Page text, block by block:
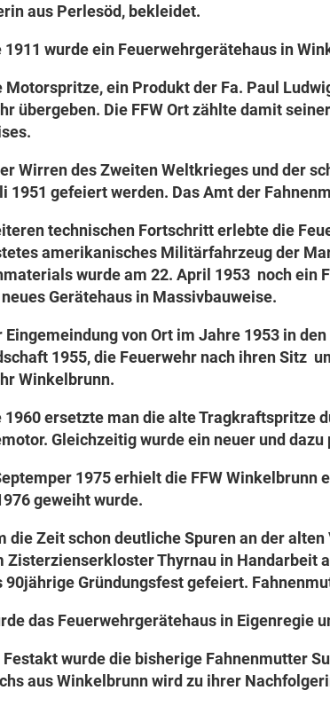
aus Perlesöd, bekleidet.
1911 wurde ein Feuerwehrgerätehaus in
Motorspritze, ein Produkt der Fa. Paul
übergeben. Die FFW Ort zählte damit
Wirren des Zweiten Weltkrieges und der
1951 gefeiert werden. Das Amt der
technischen Fortschritt erlebte die
amerikanisches Militärfahrzeug der
wurde am 22. April 1953 noch
Gerätehaus in Massivbauweise.
Eingemeindung von Ort im Jahre 1953 in
1955, die Feuerwehr nach ihren Sitz
Winkelbrunn.
1960 ersetzte man die alte Tragkraftspritze
Gleichzeitig wurde ein neuer und
1975 erhielt die FFW Winkelbrunn
geweiht wurde.
die Zeit schon deutliche Spuren an der
Zisterzienserkloster Thyrnau in Handarbeit
90jährige Gründungsfest gefeiert.
das Feuerwehrgerätehaus in Eigenregie
Festakt wurde die bisherige Fahnenmutter
aus Winkelbrunn wird zu ihrer